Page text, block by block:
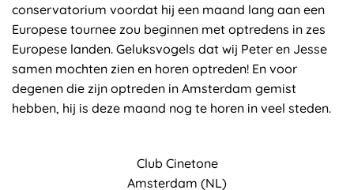
conservatorium voordat hij een maand lang aan een
Europese tournee zou beginnen met optredens in zes
Europese landen. Geluksvogels dat wij Peter en Jesse
samen mochten zien en horen optreden! En voor
degenen die zijn optreden in Amsterdam gemist
hebben, hij is deze maand nog te horen in veel steden.
Club Cinetone
Amsterdam (NL)